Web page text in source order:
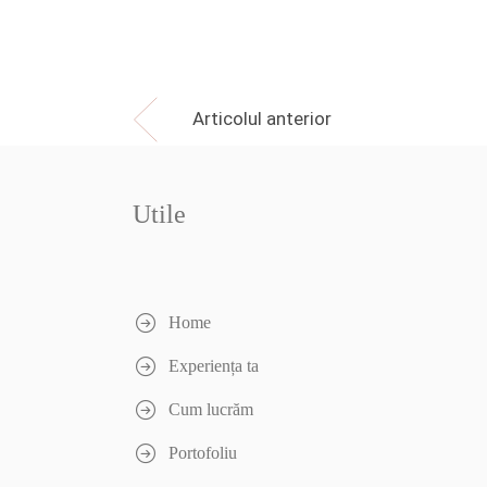
Articolul anterior
Utile
Home
Experiența ta
Cum lucrăm
Portofoliu